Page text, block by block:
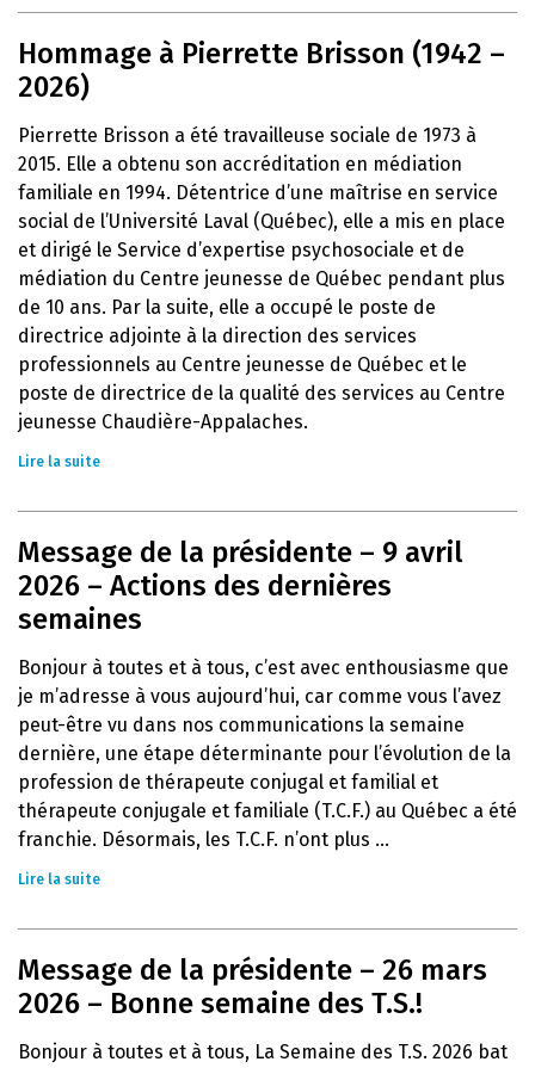
Hommage à Pierrette Brisson (1942 –
2026)
Pierrette Brisson a été travailleuse sociale de 1973 à
2015. Elle a obtenu son accréditation en médiation
familiale en 1994. Détentrice d’une maîtrise en service
social de l’Université Laval (Québec), elle a mis en place
et dirigé le Service d’expertise psychosociale et de
médiation du Centre jeunesse de Québec pendant plus
de 10 ans. Par la suite, elle a occupé le poste de
directrice adjointe à la direction des services
professionnels au Centre jeunesse de Québec et le
poste de directrice de la qualité des services au Centre
jeunesse Chaudière-Appalaches.
Lire la suite
Message de la présidente – 9 avril
2026 – Actions des dernières
semaines
Bonjour à toutes et à tous, c’est avec enthousiasme que
je m’adresse à vous aujourd’hui, car comme vous l’avez
peut-être vu dans nos communications la semaine
dernière, une étape déterminante pour l’évolution de la
profession de thérapeute conjugal et familial et
thérapeute conjugale et familiale (T.C.F.) au Québec a été
franchie. Désormais, les T.C.F. n’ont plus ...
Lire la suite
Message de la présidente – 26 mars
2026 – Bonne semaine des T.S.!
Bonjour à toutes et à tous, La Semaine des T.S. 2026 bat